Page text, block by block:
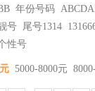
年份号码
号 尾号1314
性号
5000-8000元